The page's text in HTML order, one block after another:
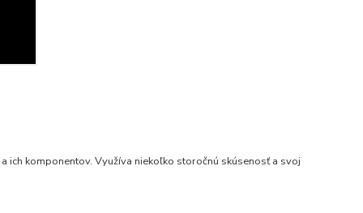
ich komponentov. Využíva niekoľko storočnú skúsenosť a svoj